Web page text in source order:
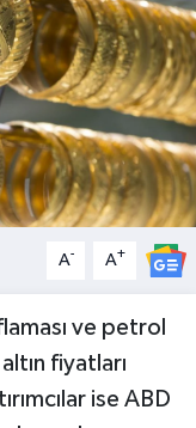
A- A+
ve petrol
fiyatları
ise ABD